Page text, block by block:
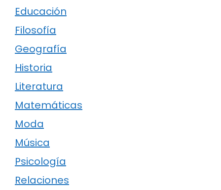
Educación
Filosofía
Geografía
Historia
Literatura
Matemáticas
Moda
Música
Psicología
Relaciones